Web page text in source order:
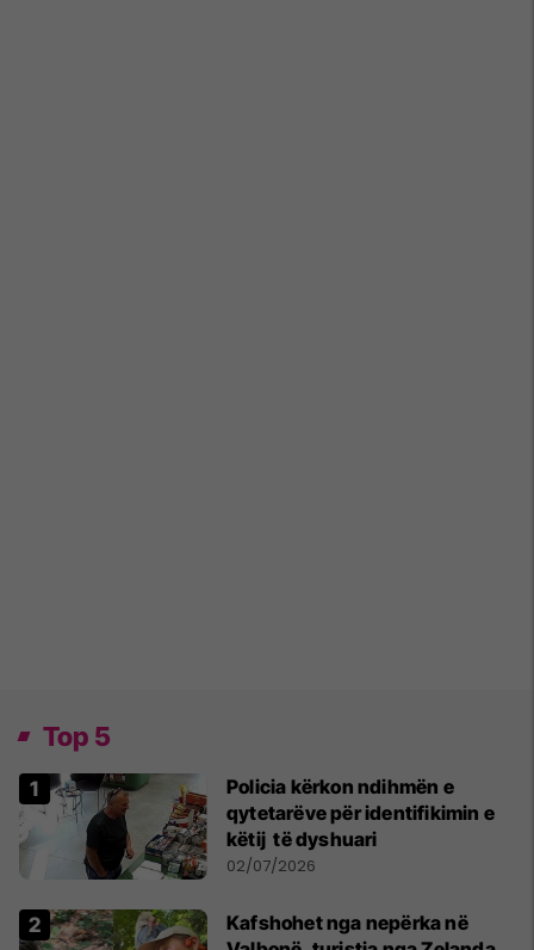
Top 5
Policia kërkon ndihmën e
qytetarëve për identifikimin e
këtij të dyshuari
02/07/2026
Kafshohet nga nepërka në